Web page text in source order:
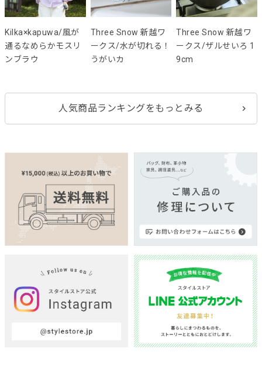
Kilka×kapuwa/風が
通るなめらかモスリ
ンブラウ
Three Snow 新越ワ
ークス/水が切れる！
うがいカ
Three Snow 新越ワ
ークス/ザルせいろ 1
9cm
人気商品ランキングをもっとみる